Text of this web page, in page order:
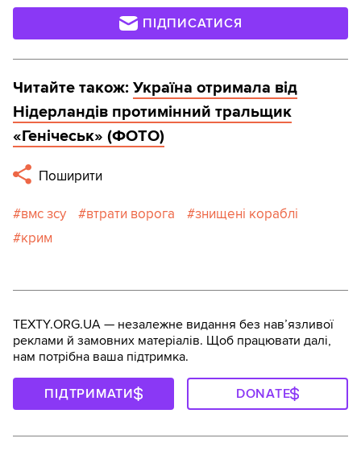
ПІДПИСАТИСЯ
Читайте також: Україна отримала від
Нідерландів протимінний тральщик
«Генічеськ» (ФОТО)
Поширити
вмс зсу втрати ворога
знищені кораблі
крим
TEXTY.ORG.UA — незалежне видання без навʼязливої
реклами й замовних матеріалів. Щоб працювати далі,
нам потрібна ваша підтримка.
ПІДТРИМАТИ DONATE